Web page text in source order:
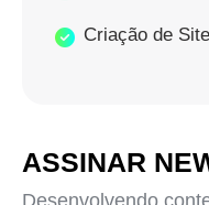
Criação de
ASSINAR